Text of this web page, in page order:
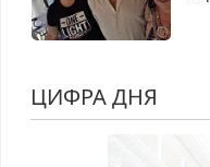
ЦИФРА ДНЯ